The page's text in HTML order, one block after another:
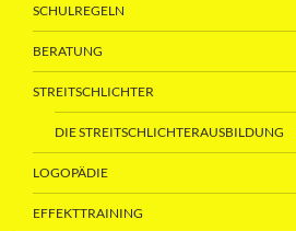
SCHULREGELN
BERATUNG
STREITSCHLICHTER
DIE STREITSCHLICHTERAUSBILDUNG
LOGOPÄDIE
EFFEKTTRAINING